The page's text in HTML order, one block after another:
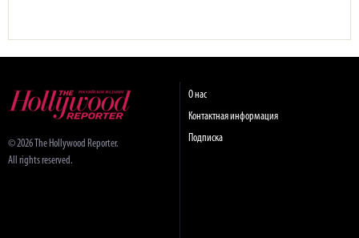
© 2026 The Hollywood Reporter.
All rights reserved.
О нас
Контактная информация
Подписка